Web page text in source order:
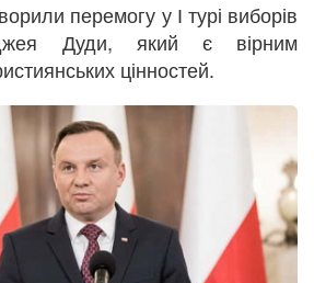
перемогу у І турі виборів
Дуди, який є вірним
цінностей.